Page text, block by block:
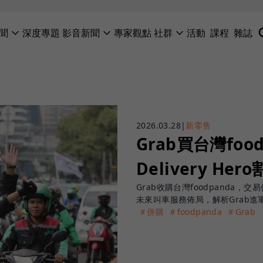
深度專題 影音新聞 專家觀點社群 活動 課程 雜誌
2026.03.28| 新零售
Grab買台灣
Delivery Hero
Grab收購台灣foodpanda，交易
未來叫車服務佈局，解析Grab進
＃併購
＃foodpanda ＃Grab